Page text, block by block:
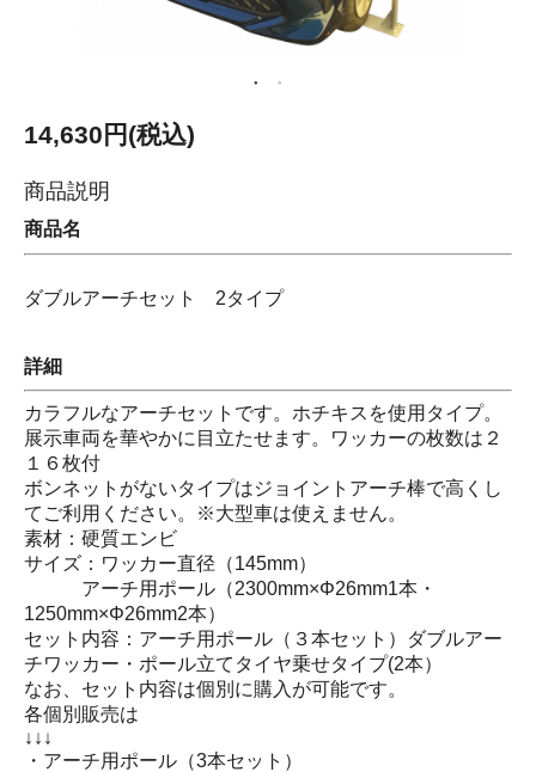
14,630円(税込)
商品説明
商品名
ダブルアーチセット 2タイプ
詳細
カラフルなアーチセットです。ホチキスを使用タイプ。
展示車両を華やかに目立たせます。ワッカーの枚数は２
１６枚付
ボンネットがないタイプはジョイントアーチ棒で高くし
てご利用ください。※大型車は使えません。
素材：硬質エンビ
サイズ：ワッカー直径（145mm）
アーチ用ポール（2300mm×Φ26mm1本・
1250mm×Φ26mm2本）
セット内容：アーチ用ポール（３本セット）ダブルアー
チワッカー・ポール立てタイヤ乗せタイプ(2本）
なお、セット内容は個別に購入が可能です。
各個別販売は
↓↓↓
・アーチ用ポール（3本セット）